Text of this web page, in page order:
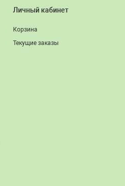
Личный кабинет
Корзина
Текущие заказы